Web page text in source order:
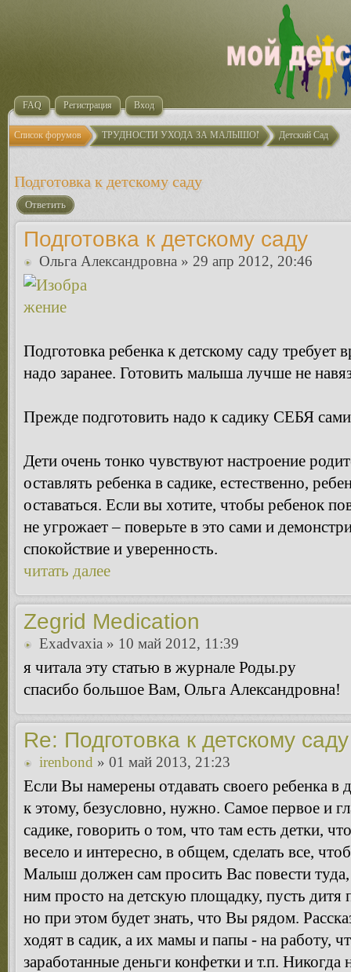
FAQ Регистрация Вход
Список форумов ТРУДНОСТИ УХОДА ЗА МАЛЫШОМ Детский Сад
Подготовка к детскому саду
Ответить
Подготовка к детскому саду
Ольга Александровна » 29 апр 2012, 20:46
Подготовка ребенка к детскому саду требует
надо заранее. Готовить малыша лучше не
Прежде подготовить надо к садику СЕБЯ
Дети очень тонко чувствуют настроение
оставлять ребенка в садике, естественно,
оставаться. Если вы хотите, чтобы ребенок
не угрожает – поверьте в это сами и
спокойствие и уверенность.
читать далее
Zegrid Medication
Exadvaxia » 10 май 2012, 11:39
я читала эту статью в журнале Роды.ру
спасибо большое Вам, Ольга Александровна!
Re: Подготовка к детскому саду
irenbond » 01 май 2013, 21:23
Если Вы намерены отдавать своего ребенка в
к этому, безусловно, нужно. Самое первое и
садике, говорить о том, что там есть детки,
весело и интересно, в общем, сделать все,
Малыш должен сам просить Вас повести
ним просто на детскую площадку, пусть дитя
но при этом будет знать, что Вы рядом.
ходят в садик, а их мамы и папы - на работу,
заработанные деньги конфетки и т.п. Никогда